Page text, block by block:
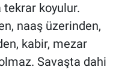
tekrar koyulur.
naaş üzerinden,
kabir, mezar
Savaşta dahi